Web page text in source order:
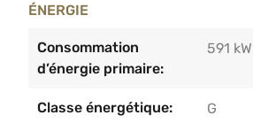
ÉNERGIE
Consommation
d’énergie primaire:
591
Classe énergétique: G